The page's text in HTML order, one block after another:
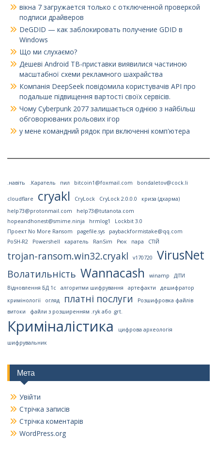
вікна 7 загружается только с отключенной проверкой
подписи драйверов
DeGDID — как заблокировать получение GDID в
Windows
Що ми слухаємо?
Дешеві Android ТВ-приставки виявилися частиною
масштабної схеми рекламного шахрайства
Компанія DeepSeek повідомила користувачів API про
подальше підвищення вартості своїх сервісів.
Чому Cyberpunk 2077 залишається однією з найбільш
обговорюваних рольових ігор
у мене командний рядок при включенні комп'ютера
.навіть .Каратель пил bitcoin1@foxmail.com bondaletov@cock.li
cloudflare cryakl CryLock CryLock 2.0.0.0
криза (дхарма)
help73@protonmail.com
help73@tutanota.com
hopeandhonest@smime.ninja
hrmlog1
Lockbit 3.0
Проект No More Ransom
pagefile.sys
paybackformistake@qq.com
PoSH-R2
Powershell каратель RanSim Рюк пара СТІЙ
trojan-ransom.win32.cryakl v170720 VirusNet
Волатильність Wannacash winamp
ДІТИ
Відновлення БД 1с
алгоритми шифрування артефакти
дешифратор
кримінології
огляд платні послуги
Розшифровка файлів
витоки
файли з розширенням .ryk або .grt.
Криміналістика
цифрова археологія
шифрувальник
Мета
Увійти
Стрічка записів
Стрічка коментарів
WordPress.org